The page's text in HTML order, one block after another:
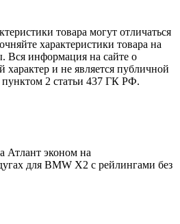
товара могут отличаться
характеристики товара на
Вся информация на сайте о
характер и не является публичной
пунктом 2 статьи 437 ГК РФ.
Атлант эконом на
для BMW X2 с рейлингами без